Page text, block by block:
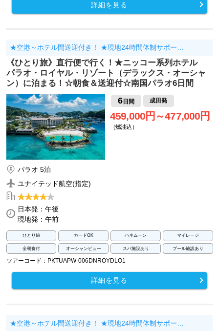
詳細を見る
★空港～ホテル間送迎付き！ ★現地24時間体制サポー…
《ひとり旅》直行便で行く！★ニッコー系列ホテル
パラオ・ロイヤル・リゾート（デラックス・オーシャ
ン）に泊まる！☆朝食＆送迎付☆南国パラオ6日間
6日間 成田発
459,000円～477,000円
（燃油込）
パラオ 5泊
ユナイテッド航空(指定)
日本発：午後
現地発：午前
ひとり旅 カードOK ハネムーン マイレージ
全朝食付 オーシャンビュー スパ施設あり プール施設あり
ツアーコード：PKTUAPW-006DNROYDLO1
詳細を見る
★空港～ホテル間送迎付き！ ★現地24時間体制サポー…